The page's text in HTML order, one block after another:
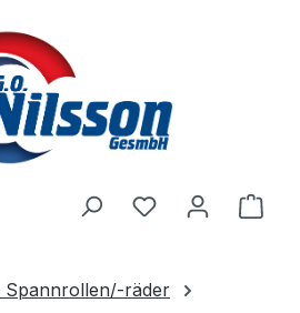
Spannrollen/-räder